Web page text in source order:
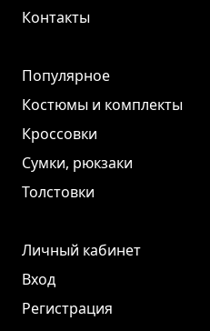
Контакты
Популярное
Костюмы и комплекты
Кроссовки
Сумки, рюкзаки
Толстовки
Личный кабинет
Вход
Регистрация